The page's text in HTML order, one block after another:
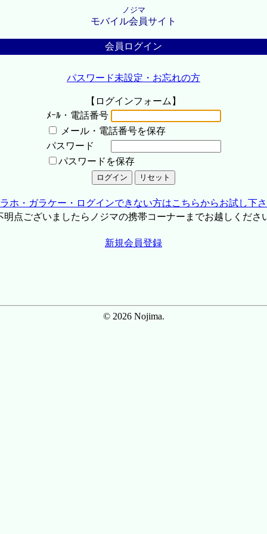
ノジマ
モバイル会員サイト
会員ログイン
パスワード未設定・お忘れの方
【ログインフォーム】
ﾒｰﾙ・電話番号
メール・電話番号を保存
パスワード
パスワードを保存
ホ・ガラケー・ログインできない方はこちらからお試し下
点ございましたらノジマの携帯コーナーまでお越しくださ
新規会員登録
© 2026 Nojima.